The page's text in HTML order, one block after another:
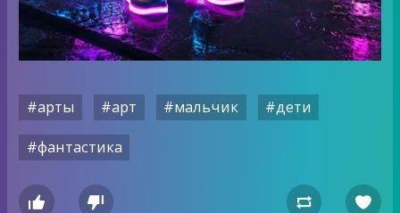
#арты #арт #мальчик
#дети
#фантастика
   